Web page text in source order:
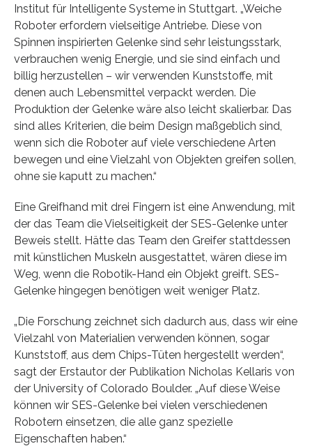
Institut für Intelligente Systeme in Stuttgart. „Weiche
Roboter erfordern vielseitige Antriebe. Diese von
Spinnen inspirierten Gelenke sind sehr leistungsstark,
verbrauchen wenig Energie, und sie sind einfach und
billig herzustellen – wir verwenden Kunststoffe, mit
denen auch Lebensmittel verpackt werden. Die
Produktion der Gelenke wäre also leicht skalierbar. Das
sind alles Kriterien, die beim Design maßgeblich sind,
wenn sich die Roboter auf viele verschiedene Arten
bewegen und eine Vielzahl von Objekten greifen sollen,
ohne sie kaputt zu machen.“
Eine Greifhand mit drei Fingern ist eine Anwendung, mit
der das Team die Vielseitigkeit der SES-Gelenke unter
Beweis stellt. Hätte das Team den Greifer stattdessen
mit künstlichen Muskeln ausgestattet, wären diese im
Weg, wenn die Robotik-Hand ein Objekt greift. SES-
Gelenke hingegen benötigen weit weniger Platz.
„Die Forschung zeichnet sich dadurch aus, dass wir eine
Vielzahl von Materialien verwenden können, sogar
Kunststoff, aus dem Chips-Tüten hergestellt werden“,
sagt der Erstautor der Publikation Nicholas Kellaris von
der University of Colorado Boulder. „Auf diese Weise
können wir SES-Gelenke bei vielen verschiedenen
Robotern einsetzen, die alle ganz spezielle
Eigenschaften haben.“